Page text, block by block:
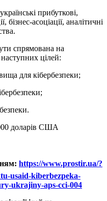
прибуткові,
бізнес-асоціації, аналітичні
спрямована на
наступних цілей:
для кібербезпеки;
доларів США
https://www.prostir.ua/?
usaid-kiberbezpeka-
ukrajiny-aps-cci-004